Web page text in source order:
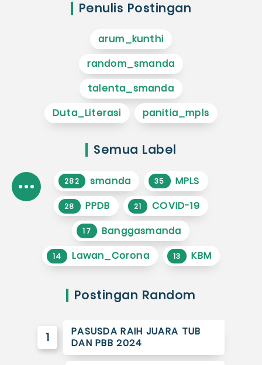
Penulis Postingan
arum_kunthi
random_smanda
talenta_smanda
Duta_Literasi
panitia_mpls
Semua Label
282 smanda 35 MPLS
28 PPDB 21 COVID-19
17 Banggasmanda
14 Lawan_Corona 13 KBM
Postingan Random
1
PASUSDA RAIH JUARA TUB
DAN PBB 2024